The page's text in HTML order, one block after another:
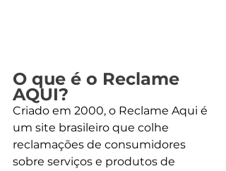
O que é o Reclame
AQUI?
Criado em 2000, o Reclame Aqui é
um site brasileiro que colhe
reclamações de consumidores
sobre serviços e produtos de